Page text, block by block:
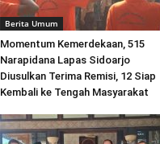
Berita Umum
Momentum Kemerdekaan, 515
Narapidana Lapas Sidoarjo
Diusulkan Terima Remisi, 12 Siap
Kembali ke Tengah Masyarakat